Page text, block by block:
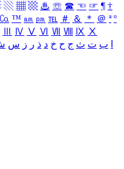
▧ ▦ ▩ ♨ ☏ ☎ ☜ ☞ ¶ †
㏇ ™ ㏂ ㏘ ℡ ＃ ＆ ＊ ＠ ª º
Ⅳ Ⅴ Ⅵ Ⅶ Ⅷ Ⅸ Ⅹ
ب ت ث ج ح خ د ذ ر ز س